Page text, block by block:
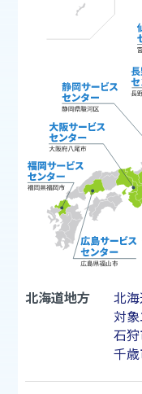
北海道地方
北海
対
石狩
千歳